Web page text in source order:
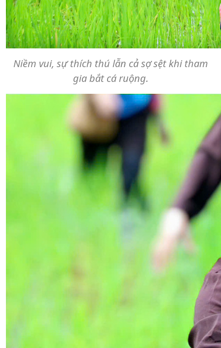
Niềm vui, sự thích thú lẫn cả sợ sệt khi tham
gia bắt cá ruộng.